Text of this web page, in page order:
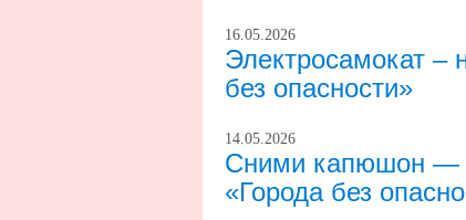
16.05.2026
Электросамокат –
без опасности»
14.05.2026
Сними капюшон —
«Города без